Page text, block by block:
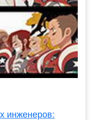
инженеров: